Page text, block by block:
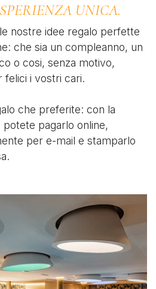
UNICA.
nostre idee regalo perfette
che sia un compleanno, un
o cosi, senza motivo,
i vostri cari.
che preferite: con la
pagarlo online,
per e-mail e stamparlo